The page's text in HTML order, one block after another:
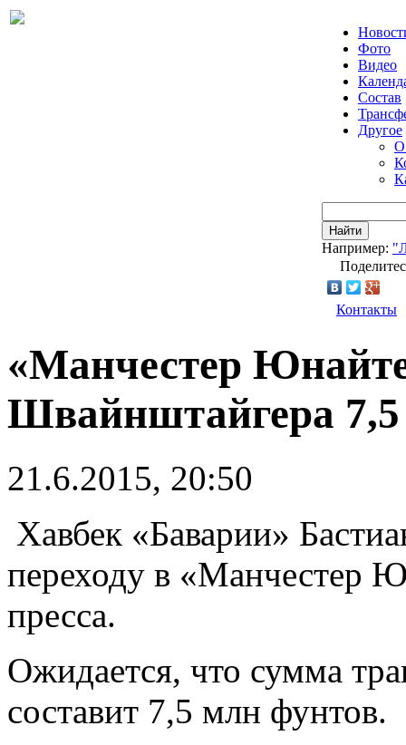
Фото
Видео
Состав
Другое
О
Найти
Например:
Контакты
«Манчестер
Швайнштайгера
21.6.2015, 20:50
Хавбек «Баварии»
переходу в «Манчестер
пресса.
Ожидается, что сумма
составит 7,5 млн фунтов.